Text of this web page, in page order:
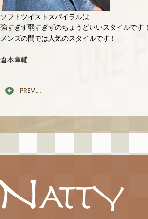
ソフトツイストスパイラルは
強すぎず弱すぎずのちょうどいいスタイルです！
メンズの間では人気のスタイルです！
倉本隼輔